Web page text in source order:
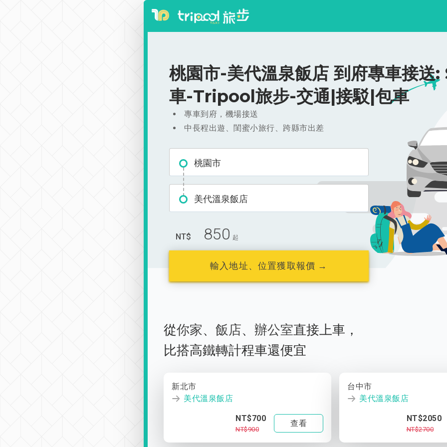
桃園市-美代溫泉飯店 到府專車接送
車-Tripool旅步-交通|接駁|包車
專車到府，機場接送
中長程出遊、閨蜜小旅行、跨縣市出差
桃園市
美代溫泉飯店
NT$ 850 起
輸入地址、位置獲取報價 →
從你家、 飯店、 辦公室直接上車，
比搭高鐵轉計程車還便宜
新北市
美代溫泉飯店
NT$700
NT$900
查看
台中市
美代溫泉飯店
NT$2050
NT$2700